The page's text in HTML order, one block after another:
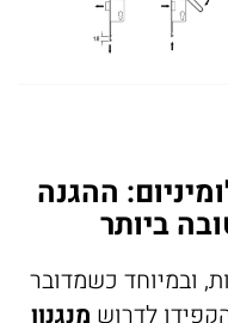
ההגנה
ביותר
ובמיוחד כשמדובר
לדרוש מנגנון